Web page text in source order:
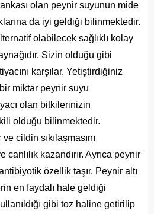
olan peynir suyunun mide
da iyi geldiği bilinmektedir.
olabilecek sağlıklı kolay
Sizin olduğu gibi
karşılar. Yetiştirdiğiniz
miktar peynir suyu
olan bitkilerinizin
olduğu bilinmektedir.
cildin sıkılaşmasını
kazandırır. Ayrıca peynir
özellik taşır. Peynir altı
en faydalı hale geldiği
gibi toz haline getirilip